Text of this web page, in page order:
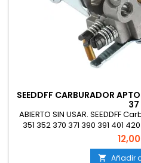
SEEDDFF CARBURADOR
37
ABIERTO SIN USAR. SEEDDFF
351 352 370 371 390 391 401
435 436 440 441
 Añadir